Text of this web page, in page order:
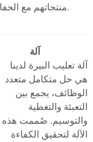
منتجاتهم مع الحفاظ على ميزة تنافسية في السوق.
آلة
آلة تعليب البيرة لدينا
هي حل متكامل متعدد
الوظائف، يجمع بين
التعبئة والتغطية
والتوسيم. صُممت هذه
الآلة لتحقيق الكفاءة